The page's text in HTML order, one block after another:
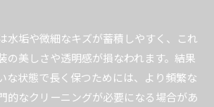
水垢や微細なキズが蓄積しやすく、これ
の美しさや透明感が損なわれます。結果
な状態で長く保つためには、より頻繁な
的なクリーニングが必要になる場合があ